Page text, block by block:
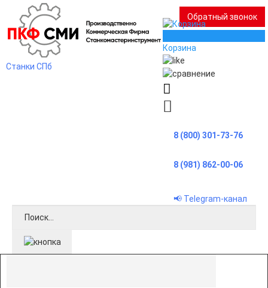
Станки СПб
Обратный звонок
Корзина
8 (800) 301-73-76
8 (981) 862-00-06
📢 Telegram-канал